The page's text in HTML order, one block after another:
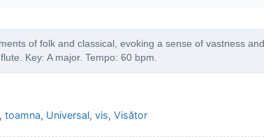
of folk and classical, evoking a sense of vastness and
Key: A major. Tempo: 60 bpm.
,toamna, Universal,vis,Visător